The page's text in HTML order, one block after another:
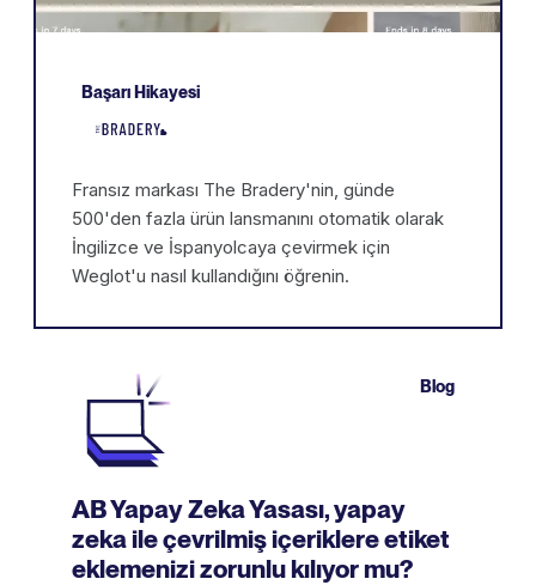
Başarı Hikayesi
Fransız markası The Bradery'nin, günde
500'den fazla ürün lansmanını otomatik olarak
İngilizce ve İspanyolcaya çevirmek için
Weglot'u nasıl kullandığını öğrenin.
Blog
AB Yapay Zeka Yasası, yapay
zeka ile çevrilmiş içeriklere etiket
eklemenizi zorunlu kılıyor mu?